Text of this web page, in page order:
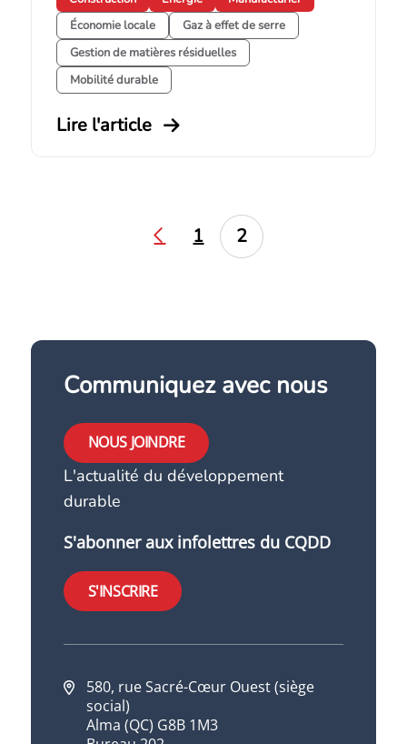
Économie locale
Gaz à effet de serre
Gestion de matières résiduelles
Mobilité durable
Lire l'article
1 2
Communiquez avec nous
NOUS JOINDRE
L'actualité du développement
durable
S'abonner aux infolettres du CQDD
S'INSCRIRE
580, rue Sacré-Cœur Ouest (siège
social)
Alma (QC) G8B 1M3